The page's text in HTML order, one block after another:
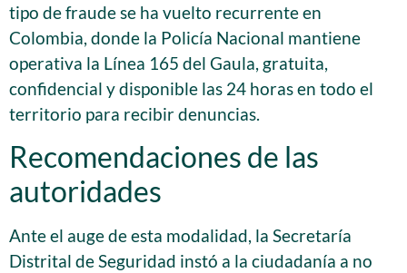
tipo de fraude se ha vuelto recurrente en
Colombia, donde la Policía Nacional mantiene
operativa la Línea 165 del Gaula, gratuita,
confidencial y disponible las 24 horas en todo el
territorio para recibir denuncias.
Recomendaciones de las
autoridades
Ante el auge de esta modalidad, la Secretaría
Distrital de Seguridad instó a la ciudadanía a no